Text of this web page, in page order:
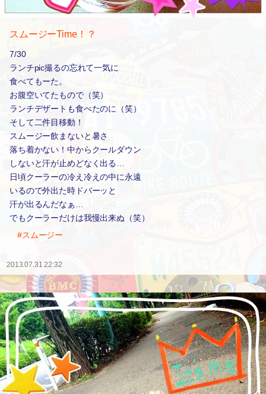
スムージーTime！？
7/30
ランチpic撮るの忘れて一気に
食べてもーた。
お腹空いてたもので（笑）
ランチデザートも食べたのに（笑）
そして二件目移動！
スムージー飲まないと暑さ
落ち着かない！中からクールダウン
しないと汗が止めどなく出る…
日頃クーラーの冷え冷えの中に永遠
いるので外出た時ドバーッと
汗が出るんだなぁ…
でもクーラーだけは我慢出来ぬ（笑）
#スムージー
2013.07.31 22:32